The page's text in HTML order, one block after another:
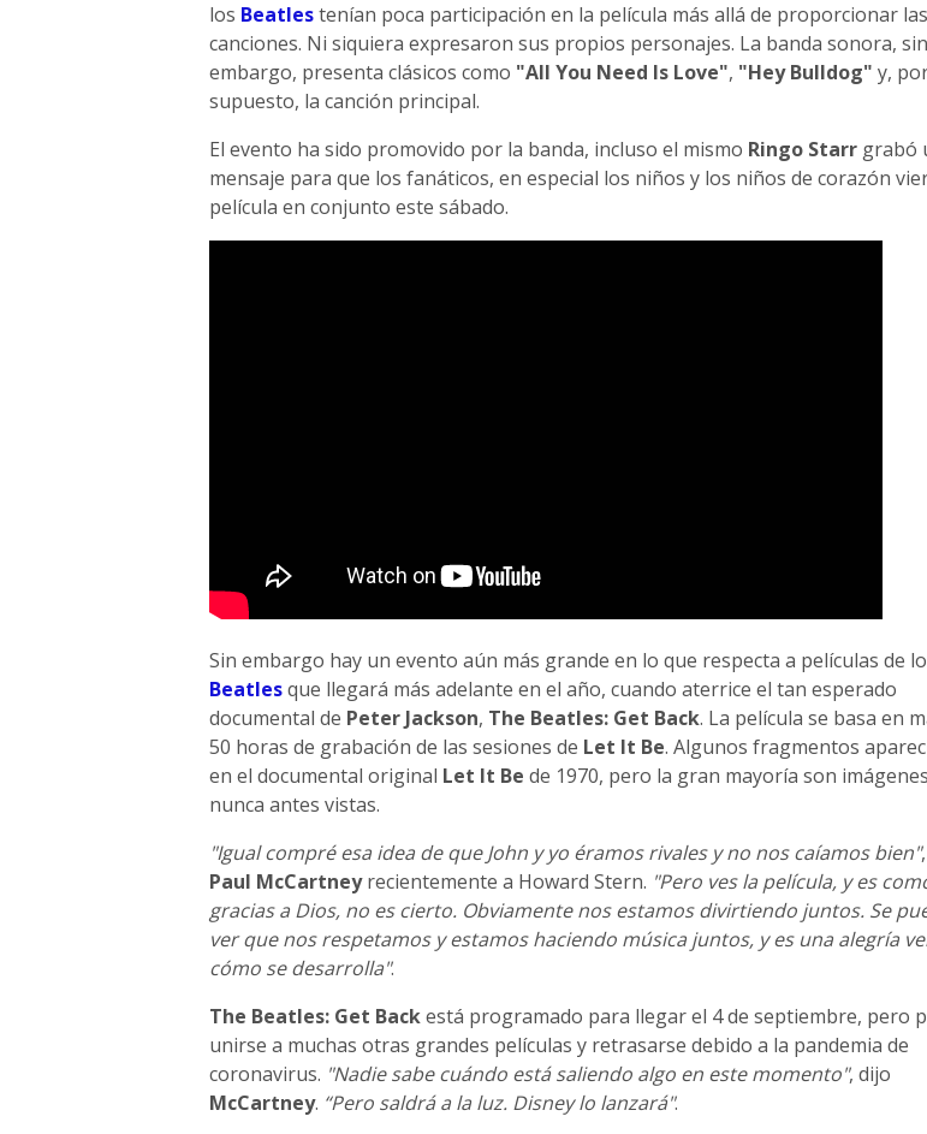
los Beatlestenían poca participación en la película más allá de proporcionar las
canciones. Ni siquiera expresaron sus propios personajes. La banda sonora, sin
embargo, presenta clásicos como "All You Need Is Love", "Hey Bulldog" y,
supuesto, la canción principal.
El evento ha sido promovido por la banda, incluso el mismo Ringo Starrgrabó
mensaje para que los fanáticos, en especial los niños y los niños de corazón
película en conjunto este sábado.
Sin embargo hay un evento aún más grande en lo que respecta a películas de
Beatlesque llegará más adelante en el año, cuando aterrice el tan esperado
documental de Peter Jackson, The Beatles: Get Back. La película se basa en
50 horas de grabación de las sesiones de Let It Be. Algunos fragmentos
en el documental original Let It Be de 1970, pero la gran mayoría son imágenes
nunca antes vistas.
"Igual compré esa idea de que John y yo éramos rivales y no nos caíamos bien"
Paul McCartneyrecientemente a Howard Stern. "Pero ves la película, y es
gracias a Dios, no es cierto. Obviamente nos estamos divirtiendo juntos. Se
ver que nos respetamos y estamos haciendo música juntos, y es una alegría
cómo se desarrolla".
The Beatles: Get Backestá programado para llegar el 4 de septiembre, pero
unirse a muchas otras grandes películas y retrasarse debido a la pandemia de
coronavirus. "Nadie sabe cuándo está saliendo algo en este momento", dijo
McCartney. “Pero saldrá a la luz. Disney lo lanzará".